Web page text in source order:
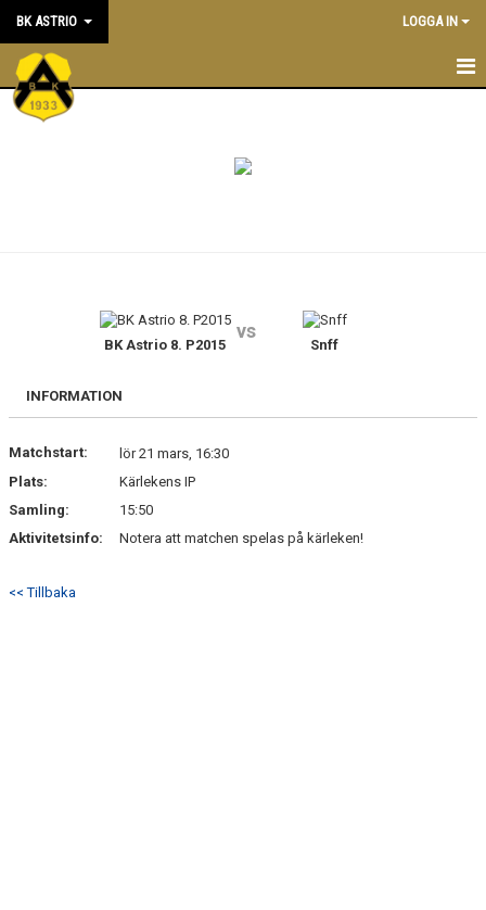
BK ASTRIO LOGGA IN
HEM
BLI MEDLEM
SÖNDRUMS IP
TRYGG I ASTRIO
BK ASTRIO LOPPIS & CAFÉ
BK Astrio 8. P2015
vs
Snff
INFORMATION
Matchstart:
lör 21 mars, 16:30
Plats:
Kärlekens IP
Samling:
15:50
Aktivitetsinfo:
Notera att matchen spelas på kärleken!
<< Tillbaka